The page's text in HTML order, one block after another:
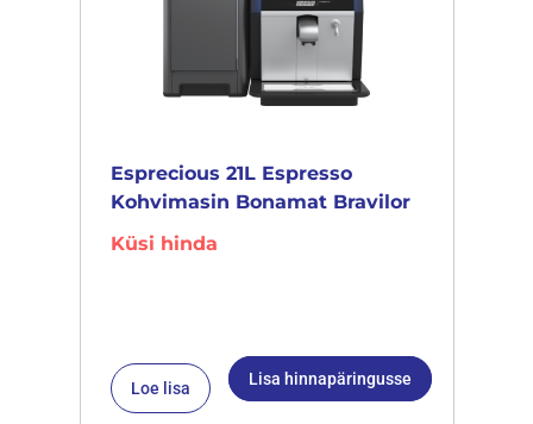
Esprecious 21L Espresso
Kohvimasin Bonamat Bravilor
Küsi hinda
Loe lisa Lisa hinnapäringusse